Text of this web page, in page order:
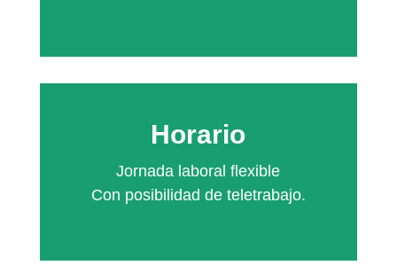
Horario
Jornada laboral flexible
Con posibilidad de teletrabajo.